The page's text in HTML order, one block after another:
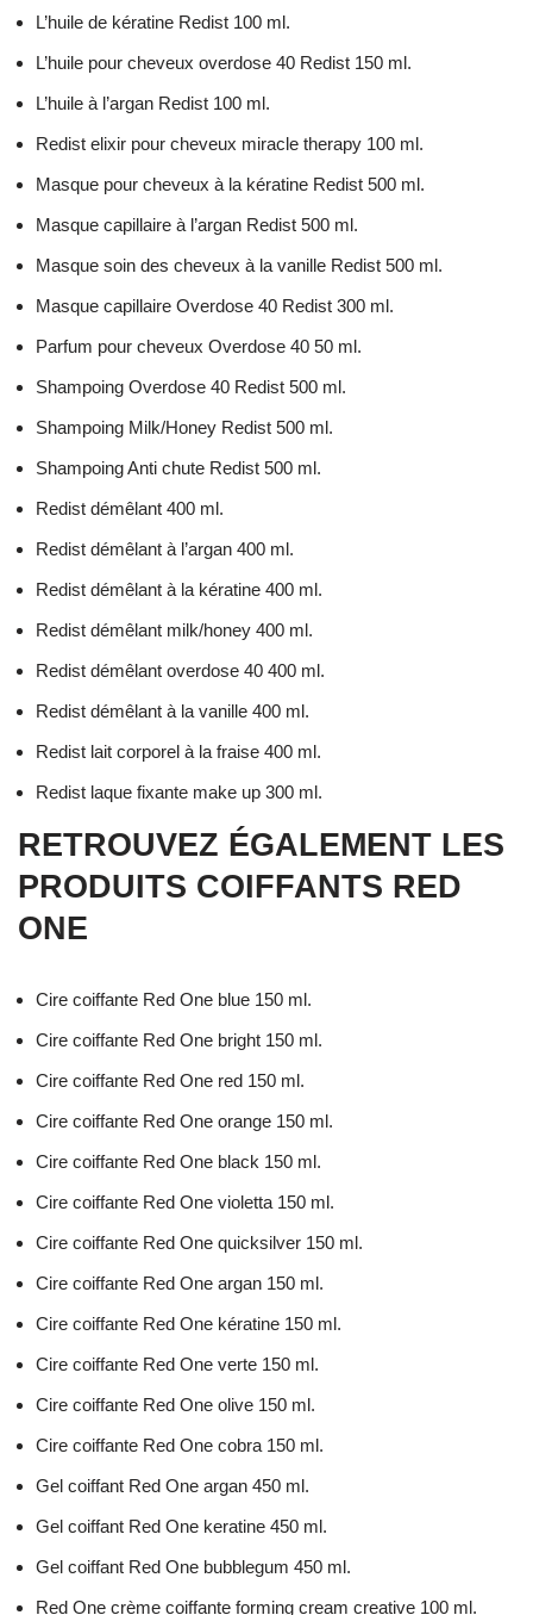
L’huile de kératine Redist 100 ml.
L’huile pour cheveux overdose 40 Redist 150 ml.
L’huile à l’argan Redist 100 ml.
Redist elixir pour cheveux miracle therapy 100 ml.
Masque pour cheveux à la kératine Redist 500 ml.
Masque capillaire à l’argan Redist 500 ml.
Masque soin des cheveux à la vanille Redist 500 ml.
Masque capillaire Overdose 40 Redist 300 ml.
Parfum pour cheveux Overdose 40 50 ml.
Shampoing Overdose 40 Redist 500 ml.
Shampoing Milk/Honey Redist 500 ml.
Shampoing Anti chute Redist 500 ml.
Redist démêlant 400 ml.
Redist démêlant à l’argan 400 ml.
Redist démêlant à la kératine 400 ml.
Redist démêlant milk/honey 400 ml.
Redist démêlant overdose 40 400 ml.
Redist démêlant à la vanille 400 ml.
Redist lait corporel à la fraise 400 ml.
Redist laque fixante make up 300 ml.
RETROUVEZ ÉGALEMENT LES
PRODUITS COIFFANTS RED
ONE
Cire coiffante Red One blue 150 ml.
Cire coiffante Red One bright 150 ml.
Cire coiffante Red One red 150 ml.
Cire coiffante Red One orange 150 ml.
Cire coiffante Red One black 150 ml.
Cire coiffante Red One violetta 150 ml.
Cire coiffante Red One quicksilver 150 ml.
Cire coiffante Red One argan 150 ml.
Cire coiffante Red One kératine 150 ml.
Cire coiffante Red One verte 150 ml.
Cire coiffante Red One olive 150 ml.
Cire coiffante Red One cobra 150 ml.
Gel coiffant Red One argan 450 ml.
Gel coiffant Red One keratine 450 ml.
Gel coiffant Red One bubblegum 450 ml.
Red One crème coiffante forming cream creative 100 ml.